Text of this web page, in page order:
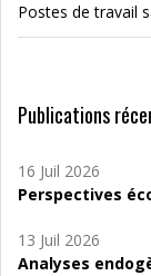
Postes de travail
Publications
16 Juil 2026
Perspectives
13 Juil 2026
Analyses